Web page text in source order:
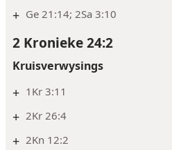
+ Ge 21:14; 2Sa 3:10
2 Kronieke 24:2
Kruisverwysings
+ 1Kr 3:11
+ 2Kr 26:4
+ 2Kn 12:2